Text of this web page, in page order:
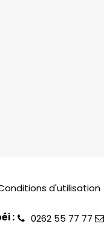
d'utilisation
: 0262 55 77 77